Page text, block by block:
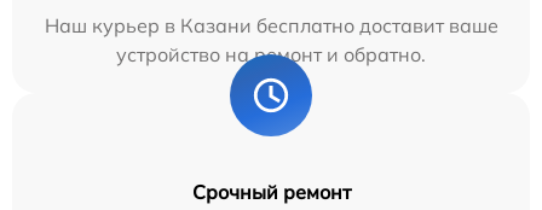
Наш курьер в Казани бесплатно доставит ваше
устройство на ремонт и обратно.
Срочный ремонт